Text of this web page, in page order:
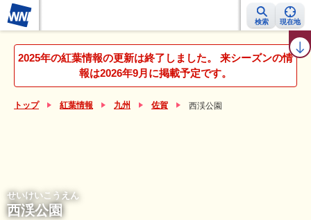
検索 現在地
紅葉レーダー 紅葉ニュース 京都 見頃カレンダー 名所ランキング
2025年の紅葉情報の更新は終了しました。 来シーズンの情
報は2026年9月に掲載予定です。
トップ 紅葉情報 九州 佐賀 西渓公園
せいけいこうえん
西渓公園